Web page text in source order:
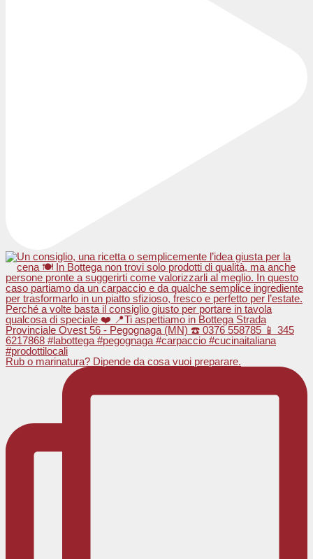
Rub o marinatura? Dipende da cosa vuoi preparare.